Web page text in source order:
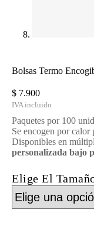
Bolsas Termo
$ 7.900
Paquetes por 100
Se encogen por calor
Disponibles en
personalizada bajo
Elige El